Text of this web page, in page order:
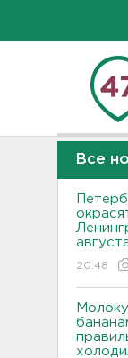
Все
20:48